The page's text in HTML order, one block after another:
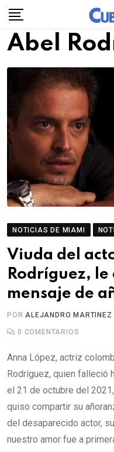
Skip
content
Abel
NOTICIAS DE MIAMI
Viuda del
Rodríguez, le
mensaje de
PORALEJANDRO MARTINEZ
0 COMENTARIOS
Anna López, actriz
Rodríguez, quien falleció
el 21 de octubre del
quiso compartir su
del desaparecido actor,
nuestro amor fue a